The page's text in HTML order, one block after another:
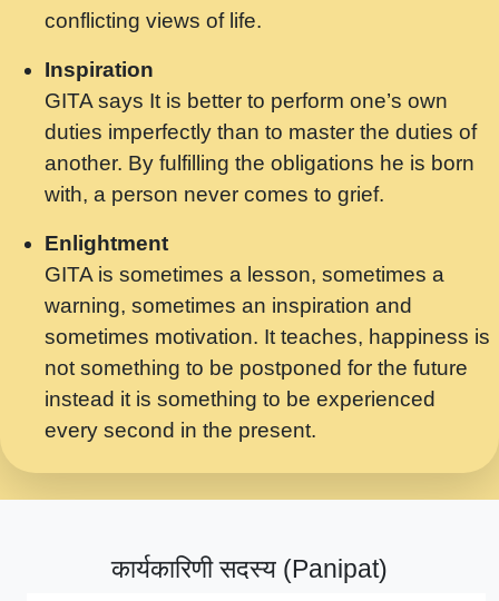
मन बध लय परम वल कगन Special Shyam
Saawariya.mp3
मर गनय न अपरध लडडल शर रध.... Shri
ravinandan shastri ji maharaj.mp3
मेरे मन हरी का ध्यान लगा - भजन भाव - 2018 -
Rishikesh - Swami Gyananand Ji
Maharaj.mp3
यह हसरत तलब ह नकज कमर Yahi Hasraten
Talab Hai Bhav Pravah #bhajan.mp3
लडल ज बल ल क ज न लग Sadhvi Purnima Ji
7.9.2021 जवल नगर दलल #बसर.mp3
सख भ मझ पयर ह दख भ मझ पयर ह!छड म कस दत
सपरहट भजन 2021 - तर अखय ह जद भर बहर ज म
सपरहट शयम भजन - जय जय शयम जय जय शयम
conflicting views of life.
Inspiration
GITA says It is better to perform one’s own
duties imperfectly than to master the duties of
another. By fulfilling the obligations he is born
with, a person never comes to grief.
Enlightment
GITA is sometimes a lesson, sometimes a
warning, sometimes an inspiration and
sometimes motivation. It teaches, happiness is
not something to be postponed for the future
instead it is something to be experienced
every second in the present.
कार्यकारिणी सदस्य (Panipat)